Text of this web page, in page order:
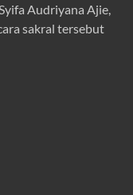
Audriyana Ajie,
sakral tersebut